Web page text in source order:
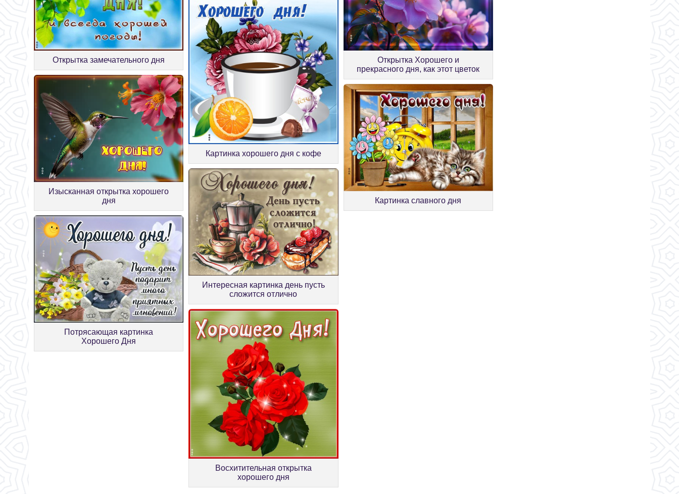
Открытка замечательного дня
Картинка хорошего дня с кофе
Открытка Хорошего и
прекрасного дня, как этот цветок
Изысканная открытка хорошего
дня
Интересная картинка день пусть
сложится отлично
Картинка славного дня
Потрясающая картинка
Хорошего Дня
Восхитительная открытка
хорошего дня